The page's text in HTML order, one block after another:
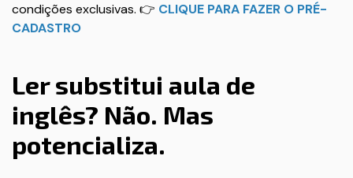
condições exclusivas. 👉 CLIQUE PARA FAZER O PRÉ-
CADASTRO
Ler substitui aula de
inglês? Não. Mas
potencializa.